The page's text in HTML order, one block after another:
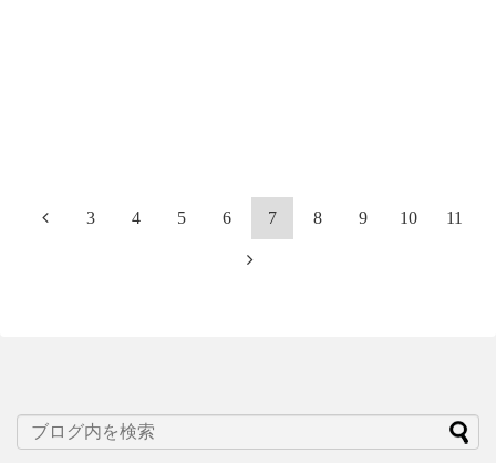
3 4 5 6 7 8 9 10 11